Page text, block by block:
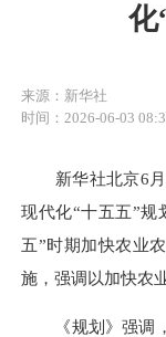
化
来源：新华社
时间：2026-06-03
新华社北京6月2
现代化“十五五”规
五”时期加快农业
施，强调以加快农
《规划》强调，